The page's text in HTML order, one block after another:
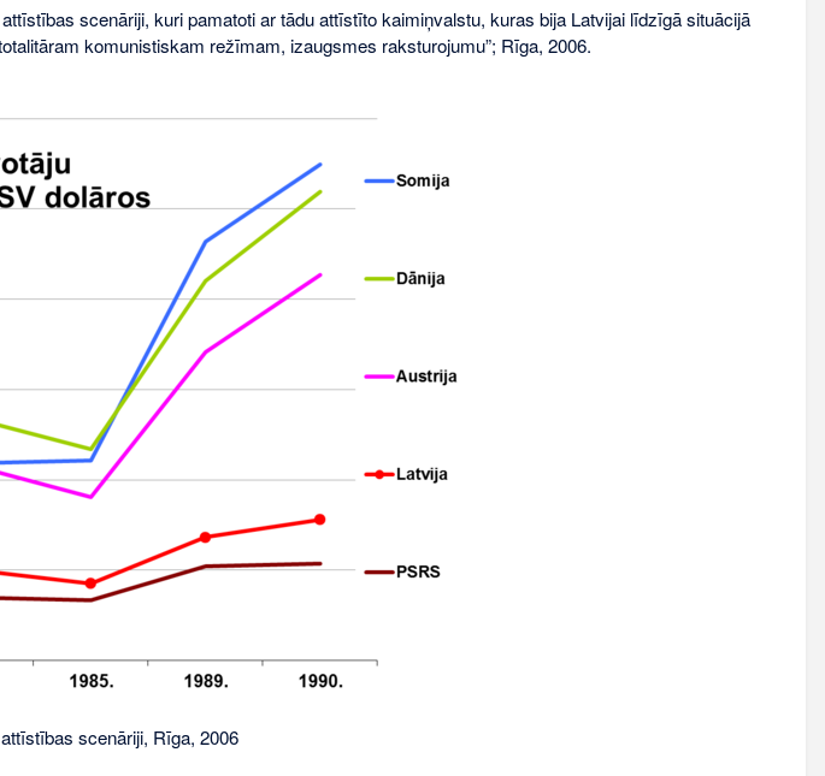
scenāriji, kuri pamatoti ar tādu attīstīto kaimiņvalstu, kuras bija Latvijai līdzīgā situācijā
komunistiskam režīmam, izaugsmes raksturojumu”; Rīga, 2006.
scenāriji, Rīga, 2006